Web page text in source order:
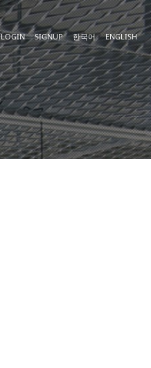
한국어 ENGLISH
LOGIN SIGNUP